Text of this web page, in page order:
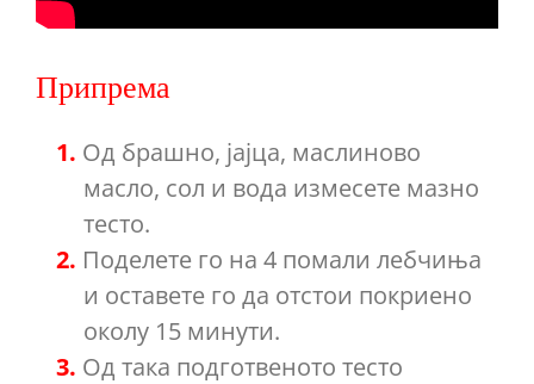
Припрема
Од брашно, јајца, маслиново
масло, сол и вода измесете мазно
тесто.
Поделете го на 4 помали лебчиња
и оставете го да отстои покриено
околу 15 минути.
Од така подготвеното тесто